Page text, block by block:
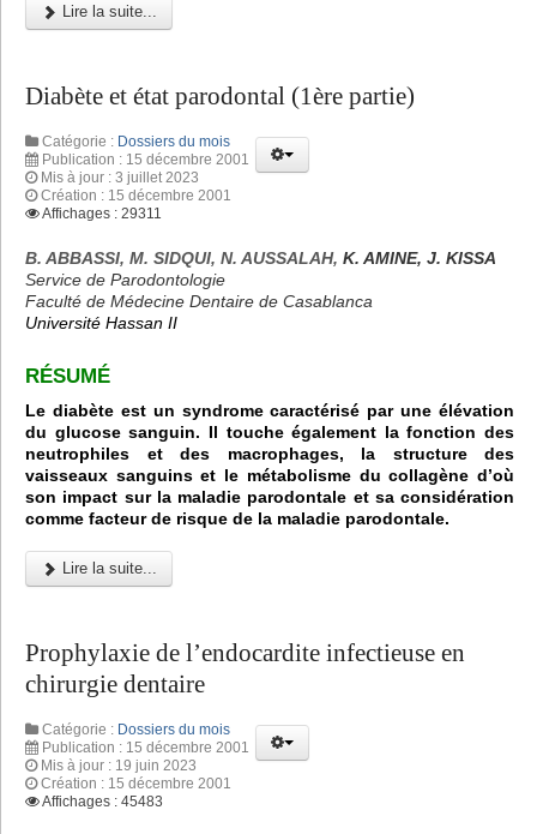
Lire la suite...
Diabète et état parodontal (1ère partie)
Catégorie : Dossiers du mois
Publication : 15 décembre 2001
Mis à jour : 3 juillet 2023
Création : 15 décembre 2001
Affichages : 29311
B. ABBASSI, M. SIDQUI, N. AUSSALAH, K. AMINE, J. KISSA
Service de Parodontologie
Faculté de Médecine Dentaire de Casablanca
Université Hassan II
RÉSUMÉ
Le diabète est un syndrome caractérisé par une élévation
du glucose sanguin. Il touche également la fonction des
neutrophiles et des macrophages, la structure des
vaisseaux sanguins et le métabolisme du collagène d’où
son impact sur la maladie parodontale et sa considération
comme facteur de risque de la maladie parodontale.
Lire la suite...
Prophylaxie de l’endocardite infectieuse en
chirurgie dentaire
Catégorie : Dossiers du mois
Publication : 15 décembre 2001
Mis à jour : 19 juin 2023
Création : 15 décembre 2001
Affichages : 45483